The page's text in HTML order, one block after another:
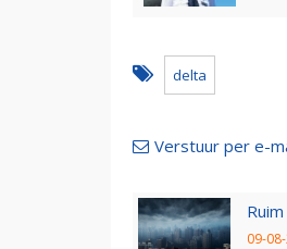
delta
Verstuur per e-
09-